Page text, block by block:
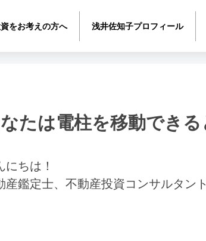
をお考えの方へ 浅井佐知子プロフィール
たは電柱を移動でき
にちは！
産鑑定士、不動産投資コンサルタン